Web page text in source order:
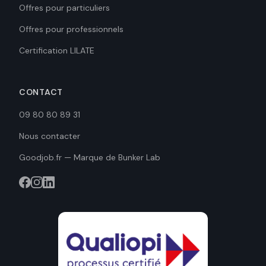
Offres pour particuliers
Offres pour professionnels
Certification LILATE
CONTACT
09 80 80 89 31
Nous contacter
Goodjob.fr — Marque de Bunker Lab